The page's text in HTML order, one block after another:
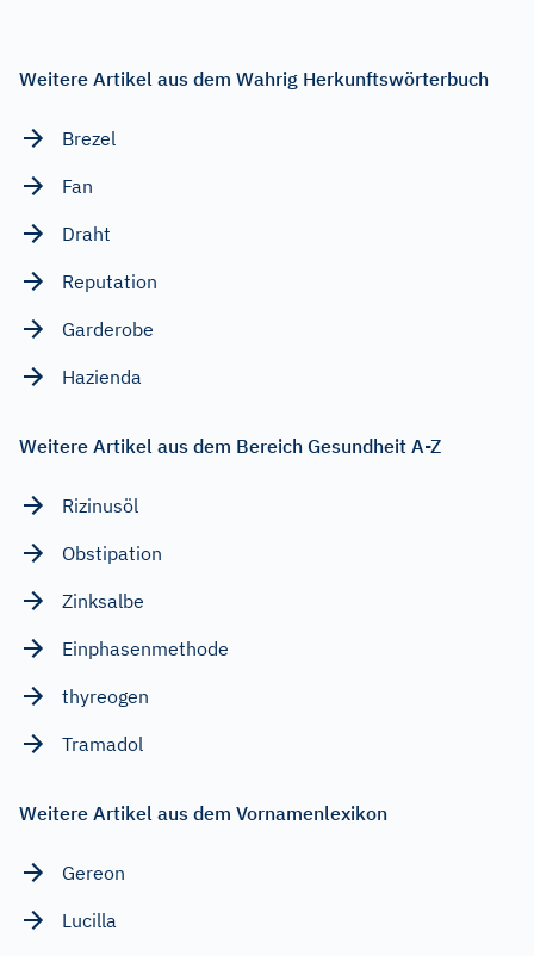
Weitere Artikel aus dem Wahrig Herkunftswörterbuch
Brezel
Fan
Draht
Reputation
Garderobe
Hazienda
Weitere Artikel aus dem Bereich Gesundheit A-Z
Rizinusöl
Obstipation
Zinksalbe
Einphasenmethode
thyreogen
Tramadol
Weitere Artikel aus dem Vornamenlexikon
Gereon
Lucilla